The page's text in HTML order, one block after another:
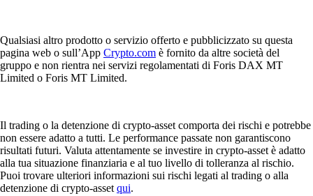
Qualsiasi altro prodotto o servizio offerto e pubblicizzato su questa
pagina web o sull’App Crypto.com è fornito da altre società del
gruppo e non rientra nei servizi regolamentati di Foris DAX MT
Limited o Foris MT Limited.
Il trading o la detenzione di crypto-asset comporta dei rischi e potrebbe
non essere adatto a tutti. Le performance passate non garantiscono
risultati futuri. Valuta attentamente se investire in crypto-asset è adatto
alla tua situazione finanziaria e al tuo livello di tolleranza al rischio.
Puoi trovare ulteriori informazioni sui rischi legati al trading o alla
detenzione di crypto-asset qui.